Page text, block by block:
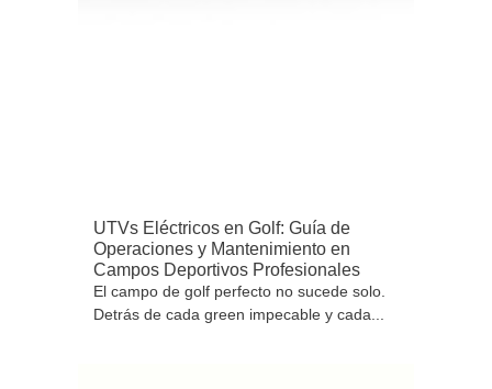
UTVs Eléctricos en Golf: Guía de
Operaciones y Mantenimiento en
Campos Deportivos Profesionales
El campo de golf perfecto no sucede solo.
Detrás de cada green impecable y cada...